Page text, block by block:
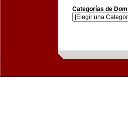
Categorías de